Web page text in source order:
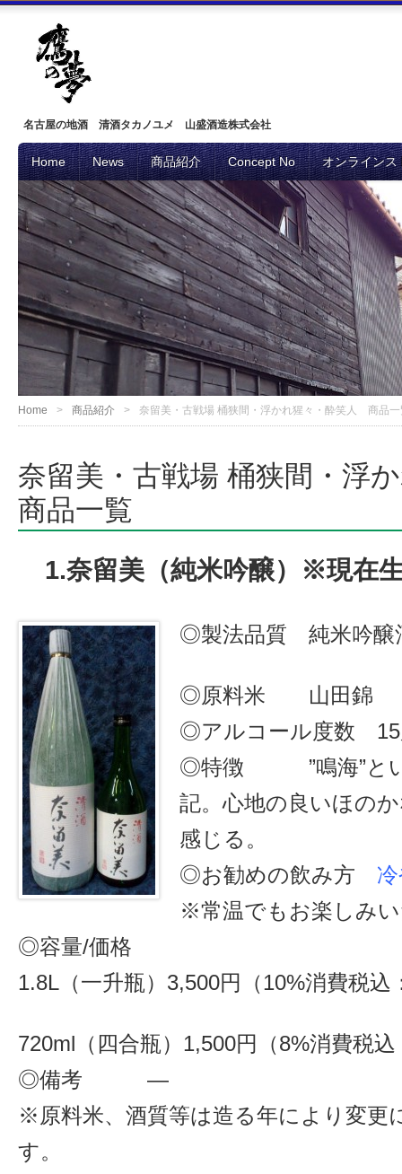
名古屋の地酒 清酒タカノユメ 山盛酒造株式会社
Home News 商品紹介 Concept No オンラインス
Home 商品紹介 奈留美・古戦場 桶狭間・浮かれ猩々・酔笑人 商品一
奈留美・古戦場 桶狭間・浮
商品一覧
1.奈留美（純米吟醸）※現在
◎製法品質 純米吟醸
◎原料米 山田錦
◎アルコール度数 15
◎特徴 ”鳴海”とい
記。心地の良いほの
感じる。
◎お勧めの飲み方
※常温でもお楽しみ
◎容量/価格
1.8L（一升瓶）3,500円（10%消費税込
720ml（四合瓶）1,500円（8%消費税
◎備考 ―
※原料米、酒質等は造る年により変更
す。